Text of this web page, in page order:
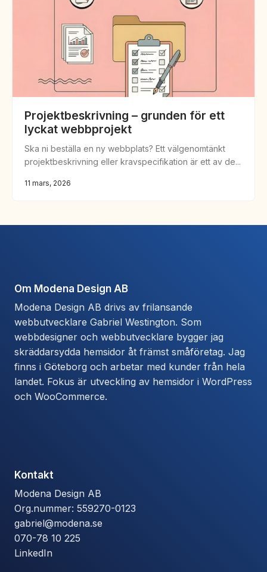
Projektbeskrivning – grunden för ett
lyckat webbprojekt
Ska ni beställa en ny webbplats? Ett välgenomtänkt
projektbeskrivning eller kravspecifikation är ett av de...
11 mars, 2026
Om Modena Design AB
Modena Design AB drivs av frilansande
webbutvecklare Gabriel Westington. Som
webbdesigner och webbutvecklare bygger jag
skräddarsydda hemsidor åt främst småföretag. Jag
finns i Göteborg och arbetar med kunder från hela
landet. Fokus är utveckling av hemsidor i WordPress
och WooCommerce.
Kontakt
Modena Design AB
Org.nummer: 559270-0123
gabriel@modena.se
070-78 10 225
LinkedIn